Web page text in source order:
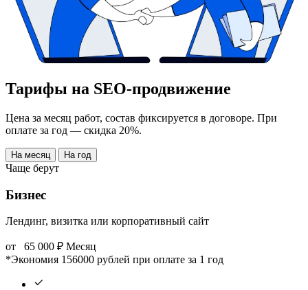
Тарифы на SEO-продвижение
Цена за месяц работ, состав фиксируется в договоре. При
оплате за год — скидка 20%.
На месяц На год
Чаще берут
Бизнес
Лендинг, визитка или корпоративный сайт
от 65 000 ₽ Месяц
*Экономия 156000 рублей при оплате за 1 год